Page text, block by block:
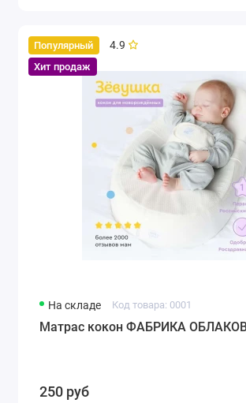
Популярный
Хит продаж
4.9
На складе Код товара: 0001
Матрас кокон ФАБРИКА
250 руб